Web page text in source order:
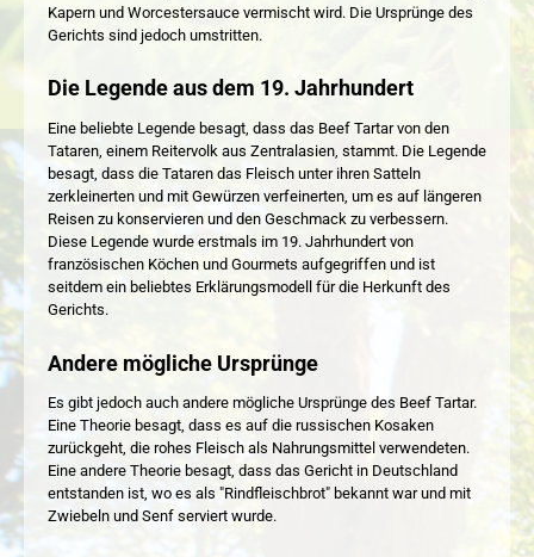
Kapern und Worcestersauce vermischt wird. Die Ursprünge des
Gerichts sind jedoch umstritten.
Die Legende aus dem 19. Jahrhundert
Eine beliebte Legende besagt, dass das Beef Tartar von den
Tataren, einem Reitervolk aus Zentralasien, stammt. Die Legende
besagt, dass die Tataren das Fleisch unter ihren Satteln
zerkleinerten und mit Gewürzen verfeinerten, um es auf längeren
Reisen zu konservieren und den Geschmack zu verbessern.
Diese Legende wurde erstmals im 19. Jahrhundert von
französischen Köchen und Gourmets aufgegriffen und ist
seitdem ein beliebtes Erklärungsmodell für die Herkunft des
Gerichts.
Andere mögliche Ursprünge
Es gibt jedoch auch andere mögliche Ursprünge des Beef Tartar.
Eine Theorie besagt, dass es auf die russischen Kosaken
zurückgeht, die rohes Fleisch als Nahrungsmittel verwendeten.
Eine andere Theorie besagt, dass das Gericht in Deutschland
entstanden ist, wo es als "Rindfleischbrot" bekannt war und mit
Zwiebeln und Senf serviert wurde.